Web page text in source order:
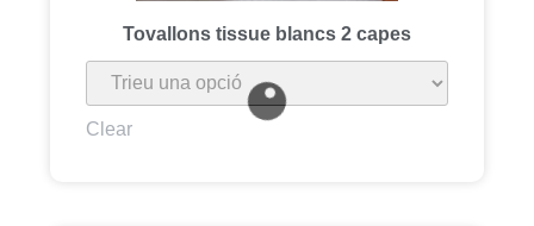
Tovallons tissue blancs 2 capes
Clear